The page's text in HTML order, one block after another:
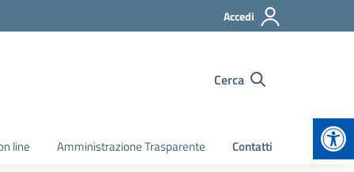
Accedi
Cerca
line Amministrazione Trasparente Contatti